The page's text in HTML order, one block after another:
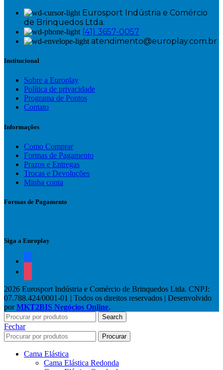
Eurosport Indústria e Comércio
de Brinquedos Ltda.
(41) 3657-0057
atendimento@europlay.com.br
Institucional
Sobre a Europlay
Política de privacidade
Programa de Pontos
Contato
Informações
Como Comprar
Formas de Pagamento
Prazos e Entregas
Trocas e Devoluções
Minha conta
Formas de Pagamento
Siga a Europlay
2026 Eurosport Indústria e Comércio de Brinquedos Ltda. CNPJ:
07.788.424/0001-01 | Todos os direitos reservados | Desenvolvido
porMKT2BIS Negócios Online.
Search
Fechar
Procurar
Cama Elástica
Cama Elástica Redonda